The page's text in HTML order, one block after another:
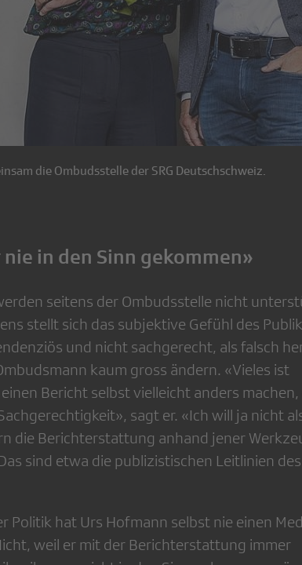
die Ombudsstelle der SRG Deutschschweiz.
in den Sinn gekommen»
seitens der Ombudsstelle nicht
stellt sich das subjektive Gefühl des
und nicht sachgerecht, als falsch
kaum gross ändern. «Vieles ist
Bericht selbst vielleicht anders
sagt er. «Ich will ja nicht
die Berichterstattung anhand jener
sind etwa die publizistischen Leitlinien des
Politik hat Urs Hofmann selbst nie einen
weil er mit der Berichterstattung immer